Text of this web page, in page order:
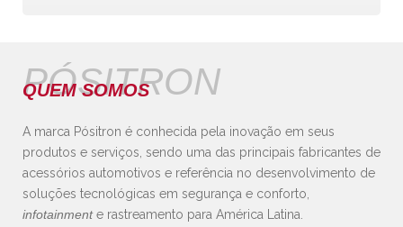
PÓSITRON
QUEM SOMOS
A marca Pósitron é conhecida pela inovação em seus
produtos e serviços, sendo uma das principais fabricantes de
acessórios automotivos e referência no desenvolvimento de
soluções tecnológicas em segurança e conforto,
infotainmente rastreamento para América Latina.